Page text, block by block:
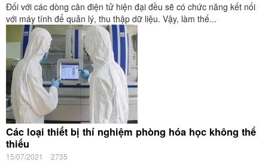
Đối với các dòng cân điện tử hiện đại đều sẽ có chức năng kết nối
với máy tính để quản lý, thu thập dữ liệu. Vậy, làm thế...
Các loại thiết bị thí nghiệm phòng hóa học không thể
thiếu
15/07/2021 2735